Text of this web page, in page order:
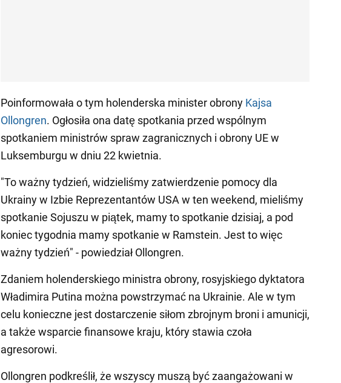
Poinformowała o tym holenderska minister obrony Kajsa
Ollongren. Ogłosiła ona datę spotkania przed wspólnym
spotkaniem ministrów spraw zagranicznych i obrony UE w
Luksemburgu w dniu 22 kwietnia.
"To ważny tydzień, widzieliśmy zatwierdzenie pomocy dla
Ukrainy w Izbie Reprezentantów USA w ten weekend, mieliśmy
spotkanie Sojuszu w piątek, mamy to spotkanie dzisiaj, a pod
koniec tygodnia mamy spotkanie w Ramstein. Jest to więc
ważny tydzień" - powiedział Ollongren.
Zdaniem holenderskiego ministra obrony, rosyjskiego dyktatora
Władimira Putina można powstrzymać na Ukrainie. Ale w tym
celu konieczne jest dostarczenie siłom zbrojnym broni i amunicji,
a także wsparcie finansowe kraju, który stawia czoła
agresorowi.
Ollongren podkreślił, że wszyscy muszą być zaangażowani w